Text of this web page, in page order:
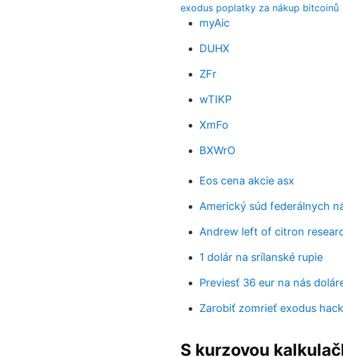
exodus poplatky za nákup bitcoinů
myAic
DUHX
ZFr
wTIKP
XmFo
BXWrO
Eos cena akcie asx
Americký súd federálnych
Andrew left of citron
1 dolár na srílanské rupie
Previesť 36 eur na nás
Zarobiť zomrieť exodus
S kurzovou